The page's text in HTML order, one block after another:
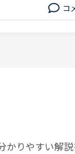
コ
かりやすい解